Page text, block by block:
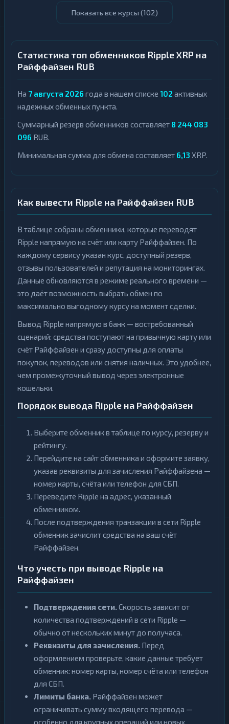
Показать все курсы (102)
Статистика топ обменников Ripple XRP на
Райффайзен RUB
На 7 августа 2026 года в нашем списке 102 активных
надежных обменных пункта.
Суммарный резерв обменников составляет 8 244 083
096 RUB.
Минимальная сумма для обмена составляет 6,13 XRP.
Как вывести Ripple на Райффайзен RUB
В таблице собраны обменники, которые переводят
Ripple напрямую на счёт или карту Райффайзен. По
каждому сервису указан курс, доступный резерв,
отзывы пользователей и репутация на мониторингах.
Данные обновляются в режиме реального времени —
это даёт возможность выбрать обмен по
максимально выгодному курсу на момент сделки.
Вывод Ripple напрямую в банк — востребованный
сценарий: средства поступают на привычную карту или
счёт Райффайзен и сразу доступны для оплаты
покупок, переводов или снятия наличных. Это удобнее,
чем промежуточный вывод через электронные
кошельки.
Порядок вывода Ripple на Райффайзен
Выберите обменник в таблице по курсу, резерву и
рейтингу.
Перейдите на сайт обменника и оформите заявку,
указав реквизиты для зачисления Райффайзена —
номер карты, счёта или телефон для СБП.
Переведите Ripple на адрес, указанный
обменником.
После подтверждения транзакции в сети Ripple
обменник зачислит средства на ваш счёт
Райффайзен.
Что учесть при выводе Ripple на
Райффайзен
Подтверждения сети.Скорость зависит от
количества подтверждений в сети Ripple —
обычно от нескольких минут до получаса.
Реквизиты для зачисления. Перед
оформлением проверьте, какие данные требует
обменник: номер карты, номер счёта или телефон
для СБП.
Лимиты банка. Райффайзен может
ограничивать сумму входящего перевода —
особенно для крупных операций или новых